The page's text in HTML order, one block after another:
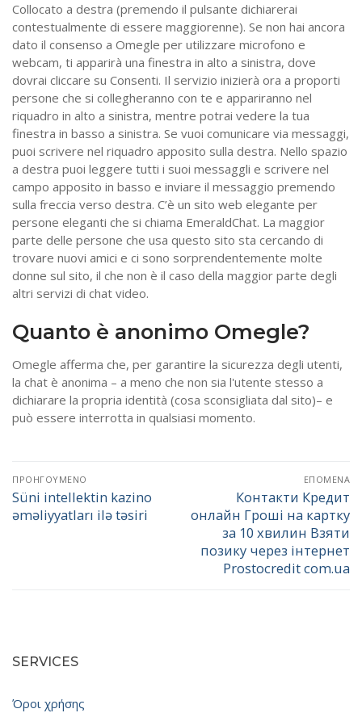
Collocato a destra (premendo il pulsante dichiarerai
contestualmente di essere maggiorenne). Se non hai ancora
dato il consenso a Omegle per utilizzare microfono e
webcam, ti apparirà una finestra in alto a sinistra, dove
dovrai cliccare su Consenti. Il servizio inizierà ora a proporti
persone che si collegheranno con te e appariranno nel
riquadro in alto a sinistra, mentre potrai vedere la tua
finestra in basso a sinistra. Se vuoi comunicare via messaggi,
puoi scrivere nel riquadro apposito sulla destra. Nello spazio
a destra puoi leggere tutti i suoi messaggli e scrivere nel
campo apposito in basso e inviare il messaggio premendo
sulla freccia verso destra. C’è un sito web elegante per
persone eleganti che si chiama EmeraldChat. La maggior
parte delle persone che usa questo sito sta cercando di
trovare nuovi amici e ci sono sorprendentemente molte
donne sul sito, il che non è il caso della maggior parte degli
altri servizi di chat video.
Quanto è anonimo Omegle?
Omegle afferma che, per garantire la sicurezza degli utenti,
la chat è anonima – a meno che non sia l'utente stesso a
dichiarare la propria identità (cosa sconsigliata dal sito)– e
può essere interrotta in qualsiasi momento.
Πλοήγηση
άρθρων
ΠΡΟΗΓΟΎΜΕΝΟ
Προηγούμενο
άρθρο:
Süni intellektin kazino
əməliyyatları ilə təsiri
ΕΠΌΜΕΝΑ
Επόμενο
άρθρο:
Контакти Кредит
онлайн Гроші на картку
за 10 хвилин Взяти
позику через інтернет
Prostocredit com.ua
SERVICES
Όροι χρήσης